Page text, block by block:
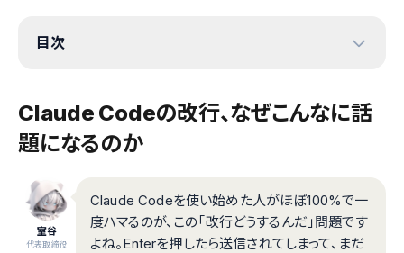
目次
Claude Codeの改行、なぜこんなに話
題になるのか
室谷
代表取締役
Claude Codeを使い始めた人がほぼ100%で一
度ハマるのが、この「改行どうするんだ」問題です
よね。Enterを押したら送信されてしまって、まだ